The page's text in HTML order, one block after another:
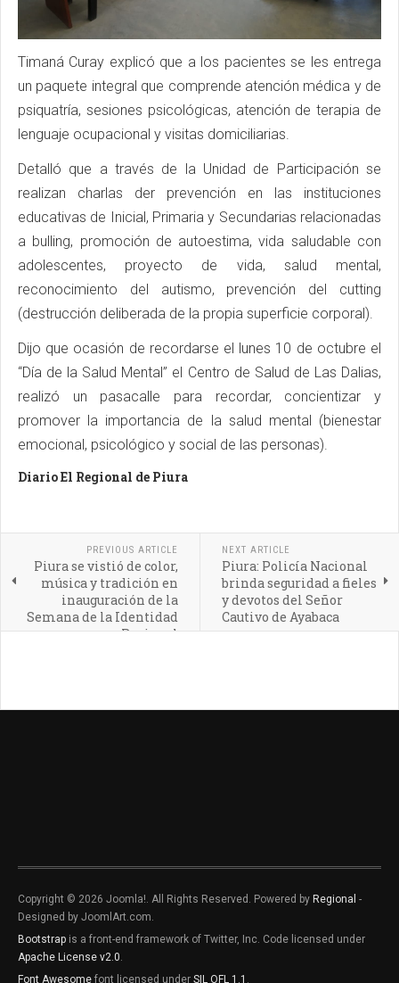
Timaná Curay explicó que a los pacientes se les entrega
un paquete integral que comprende atención médica y de
psiquatría, sesiones psicológicas, atención de terapia de
lenguaje ocupacional y visitas domiciliarias.
Detalló que a través de la Unidad de Participación se
realizan charlas der prevención en las instituciones
educativas de Inicial, Primaria y Secundarias relacionadas
a bulling, promoción de autoestima, vida saludable con
adolescentes, proyecto de vida, salud mental,
reconocimiento del autismo, prevención del cutting
(destrucción deliberada de la propia superficie corporal).
Dijo que ocasión de recordarse el lunes 10 de octubre el
“Día de la Salud Mental” el Centro de Salud de Las Dalias,
realizó un pasacalle para recordar, concientizar y
promover la importancia de la salud mental (bienestar
emocional, psicológico y social de las personas).
Diario El Regional de Piura
PREVIOUS ARTICLE
Piura se vistió de color,
música y tradición en
inauguración de la
Semana de la Identidad
Regional
NEXT ARTICLE
Piura: Policía Nacional
brinda seguridad a fieles
y devotos del Señor
Cautivo de Ayabaca
Copyright © 2026 Joomla!. All Rights Reserved. Powered by Regional -
Designed by JoomlArt.com.
Bootstrap is a front-end framework of Twitter, Inc. Code licensed under
Apache License v2.0.
Font Awesome font licensed under SIL OFL 1.1 .